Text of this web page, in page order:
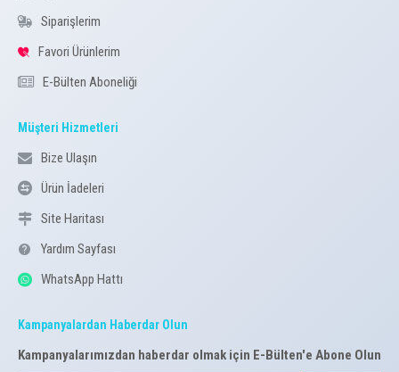
Siparişlerim
Favori Ürünlerim
E-Bülten Aboneliği
Müşteri Hizmetleri
Bize Ulaşın
Ürün İadeleri
Site Haritası
Yardım Sayfası
WhatsApp Hattı
Kampanyalardan Haberdar Olun
Kampanyalarımızdan haberdar olmak için E-Bülten'e Abone Olun